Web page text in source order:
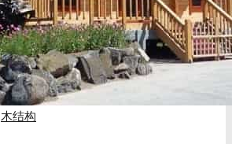
木结构